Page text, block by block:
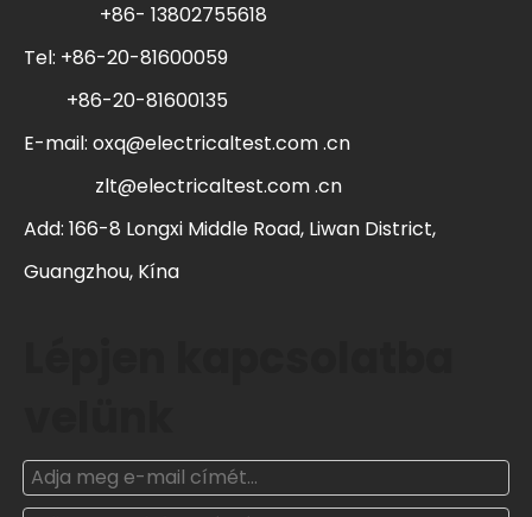
+86- 13802755618
Tel: +86-20-81600059
+86-20-81600135
E-mail: oxq@electricaltest.com .cn
zlt@electricaltest.com .cn
Add: 166-8 Longxi Middle Road, Liwan District,
Guangzhou, Kína